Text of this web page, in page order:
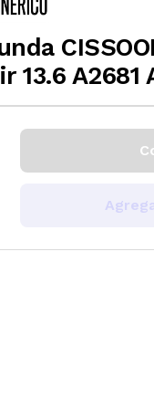
13.6 A2681